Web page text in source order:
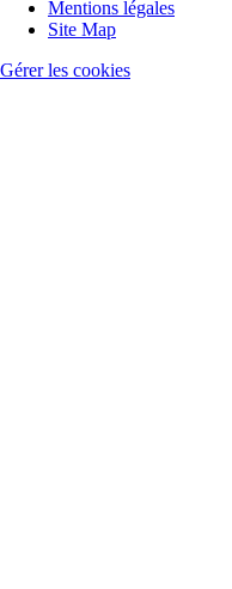
page
Mentions légales
Site Map
Gérer les cookies